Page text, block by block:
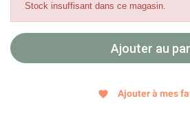
Stock insuffisant dans ce magasin.
Ajouter au
favorite Ajouter à mes